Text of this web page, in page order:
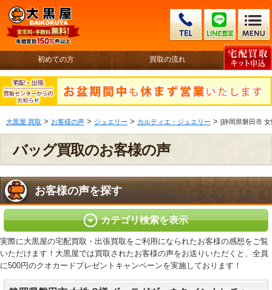
初めての方 買取の流れ
大黒屋 買取 > お客様の声 > ジュエリー > カルティエ・ジュエリー > [静岡県磐田市
バッグ買取のお客様の声
お客様の声を探す
カテゴリ検索を表示
実際に大黒屋の宅配買取・出張買取をご利用になられたお客様の感想をご覧
いただけます！大黒屋では買取されたお客様の声をお送りいただくと、全員
に500円のクオカードプレゼントキャンペーンを実施しております！